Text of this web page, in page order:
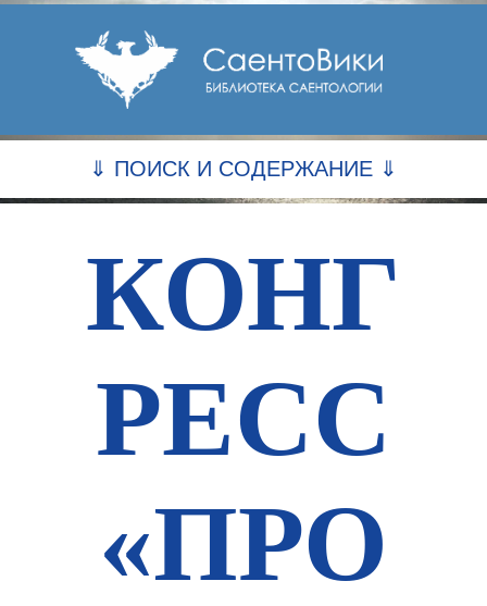
⇓ ПОИСК И СОДЕРЖАНИЕ ⇓
КОНГ
РЕСС
«ПРО